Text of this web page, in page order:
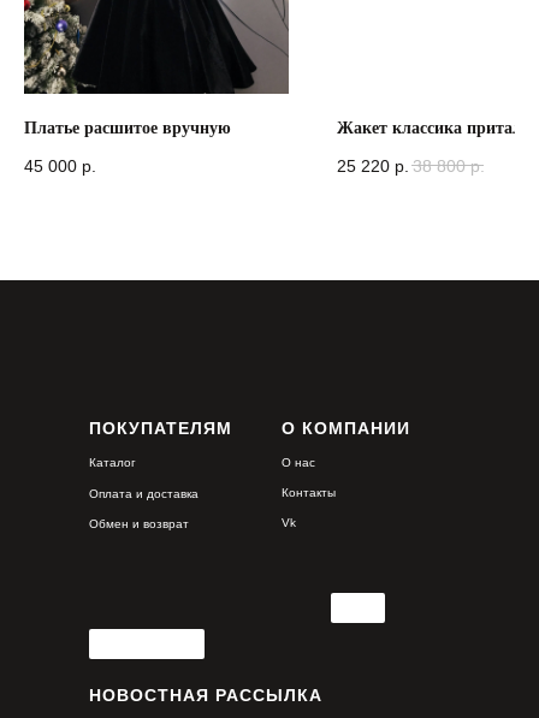
Платье расшитое вручную
45 000 р.
Жакет классика
25 220 р. 38 800 р.
ПОКУПАТЕЛЯМ
Каталог
Оплата и доставка
Обмен и возврат
О КОМПАНИИ
О нас
Контакты
Vk
НОВОСТНАЯ РАССЫЛКА